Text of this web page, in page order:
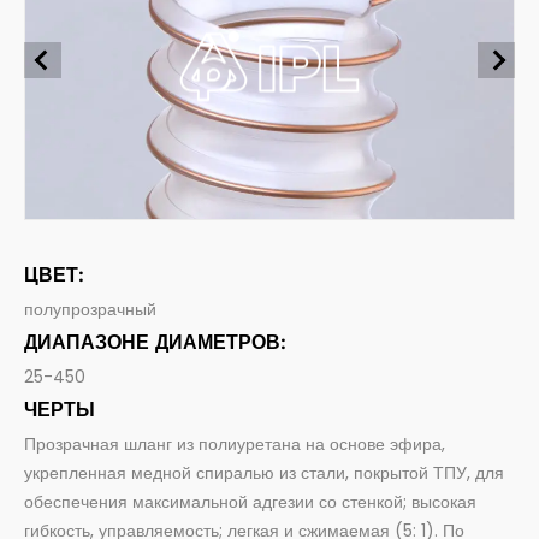
Шлюзы для пищи
Всасывание и подача пищевых продуктов и напитков
Фармацевтические шланги
Всасывание и доставка фармацевтической продукции
Системное соединение
Шланговые фитинги и аксессуары
промышленность
Пищевая
строительство
Сельское хозяйство
ЦВЕТ:
полупрозрачный
ДИАПАЗОНЕ ДИАМЕТРОВ:
25-450
ЧЕРТЫ
Прозрачная шланг из полиуретана на основе эфира,
укрепленная медной спиралью из стали, покрытой ТПУ, для
обеспечения максимальной адгезии со стенкой; высокая
гибкость, управляемость; легкая и сжимаемая (5: 1). По